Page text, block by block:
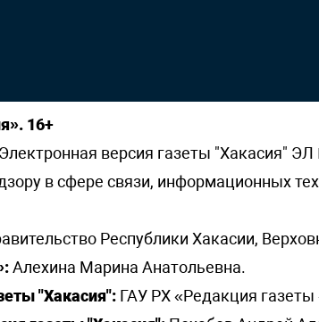
16+
версия газеты "Хакасия"
в сфере связи, информационных
Республики Хакасии,
Алехина Марина Анатольевна.
"Хакасия": ГАУ РХ «Редакция газеты